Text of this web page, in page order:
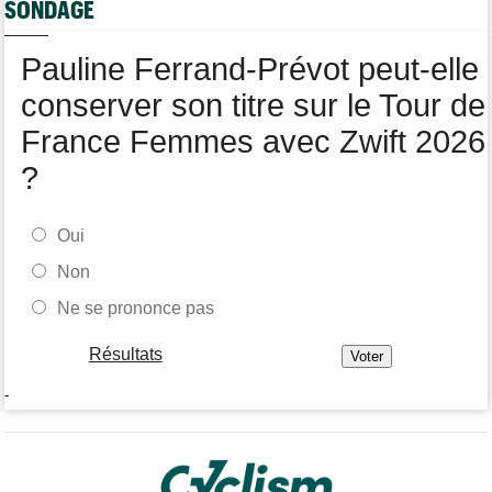
Felix Gall : "L'objectif ? Conserver ce maillot de leader"
Nos vidéos de cyclisme sont sur Youtube : Cyclism'Actu TV
SONDAGE
Pauline Ferrand-Prévot peut-elle
conserver son titre sur le Tour de
France Femmes avec Zwift 2026
?
Oui
Non
Ne se prononce pas
Résultats
-